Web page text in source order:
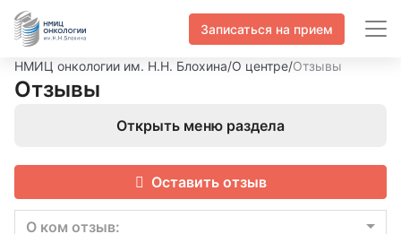
Записаться на прием
НМИЦ онкологии им. Н.Н. Блохина/О центре/Отзывы
Отзывы
Открыть меню раздела
Оставить отзыв
О ком отзыв: